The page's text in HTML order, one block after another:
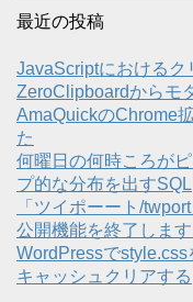
最近の投稿
JavaScriptにおけるク
ZeroClipboardからモ
AmaQuickのChrome
た
何曜日の何時ころが
プ的な分布を出すSQL
「ツイポーート/
公開機能を終了しま
WordPressで
キャッシュクリアする